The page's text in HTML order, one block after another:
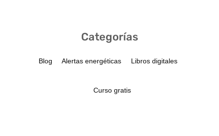
Categorías
Blog Alertas energéticas Libros digitales
Curso gratis